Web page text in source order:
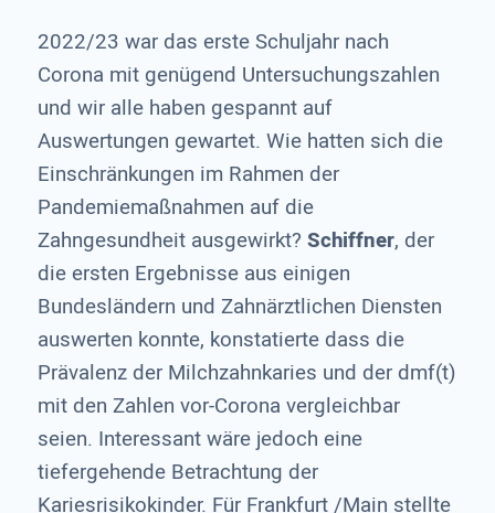
2022/23 war das erste Schuljahr nach
Corona mit genügend Untersuchungszahlen
und wir alle haben gespannt auf
Auswertungen gewartet. Wie hatten sich die
Einschränkungen im Rahmen der
Pandemiemaßnahmen auf die
Zahngesundheit ausgewirkt? Schiffner, der
die ersten Ergebnisse aus einigen
Bundesländern und Zahnärztlichen Diensten
auswerten konnte, konstatierte dass die
Prävalenz der Milchzahnkaries und der dmf(t)
mit den Zahlen vor-Corona vergleichbar
seien. Interessant wäre jedoch eine
tiefergehende Betrachtung der
Kariesrisikokinder. Für Frankfurt /Main stellte